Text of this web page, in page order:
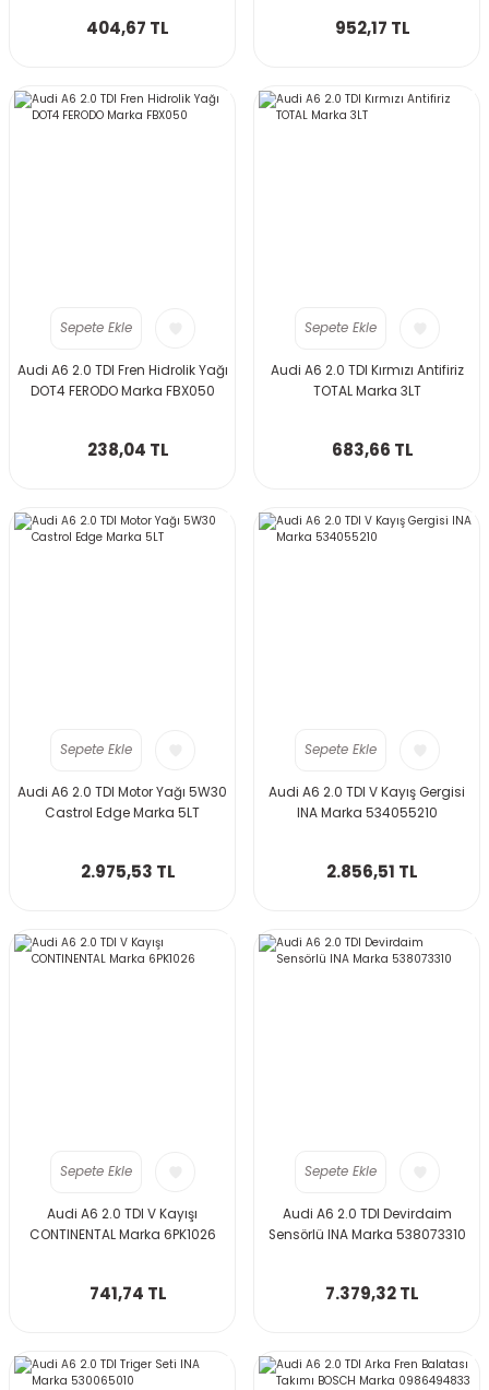
404,67 TL 952,17 TL
Sepete Ekle
Audi A6 2.0 TDI Fren Hidrolik Yağı
DOT4 FERODO Marka FBX050
238,04 TL
Sepete Ekle
Audi A6 2.0 TDI Kırmızı Antifiriz
TOTAL Marka 3LT
683,66 TL
Sepete Ekle
Audi A6 2.0 TDI Motor Yağı 5W30
Castrol Edge Marka 5LT
2.975,53 TL
Sepete Ekle
Audi A6 2.0 TDI V Kayış Gergisi
INA Marka 534055210
2.856,51 TL
Sepete Ekle
Audi A6 2.0 TDI V Kayışı
CONTINENTAL Marka 6PK1026
741,74 TL
Sepete Ekle
Audi A6 2.0 TDI Devirdaim
Sensörlü INA Marka 538073310
7.379,32 TL